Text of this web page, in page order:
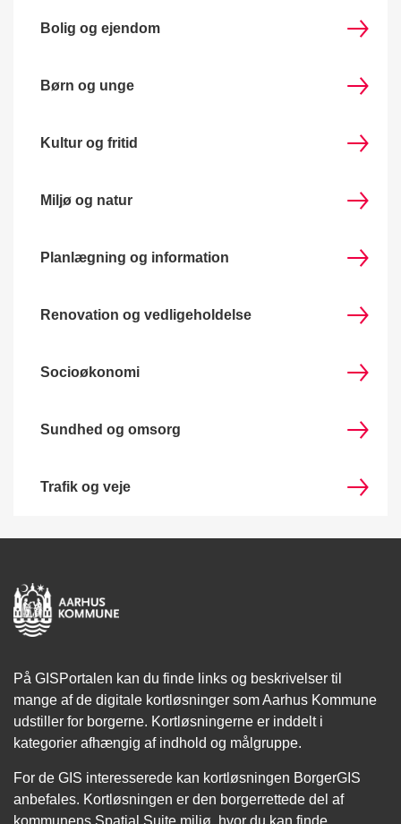
Bolig og ejendom
Børn og unge
Kultur og fritid
Miljø og natur
Planlægning og information
Renovation og vedligeholdelse
Socioøkonomi
Sundhed og omsorg
Trafik og veje
På GISPortalen kan du finde links og beskrivelser til
mange af de digitale kortløsninger som Aarhus Kommune
udstiller for borgerne. Kortløsningerne er inddelt i
kategorier afhængig af indhold og målgruppe.
For de GIS interesserede kan kortløsningen BorgerGIS
anbefales. Kortløsningen er den borgerrettede del af
kommunens Spatial Suite miljø, hvor du kan finde